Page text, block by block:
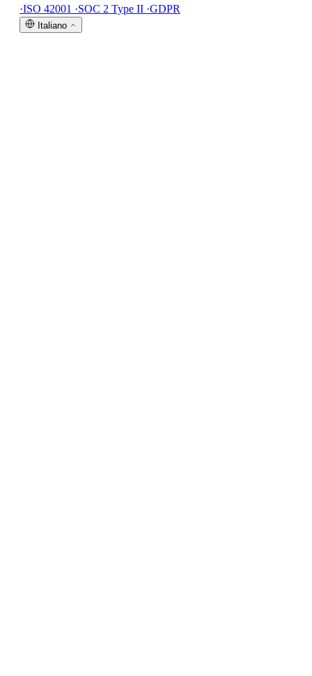
·ISO 42001 ·SOC 2 Type II ·GDPR
Italiano